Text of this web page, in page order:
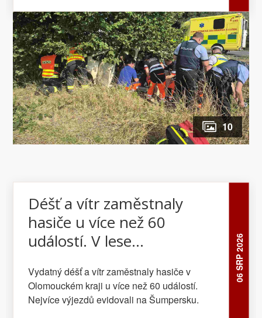
10
06 SRP 2026
Déšť a vítr zaměstnaly
hasiče u více než 60
událostí. V lese
posedu
Vydatný déšť a vítr zaměstnaly hasiče v
Olomouckém kraji u více než 60 událostí.
Nejvíce výjezdů evidovali na Šumpersku.